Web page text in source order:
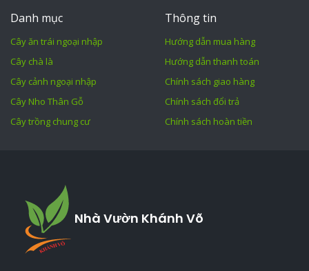
Danh mục
Cây ăn trái ngoại nhập
Cây chà là
Cây cảnh ngoại nhập
Cây Nho Thân Gỗ
Cây trồng chung cư
Thông tin
Hướng dẫn mua hàng
Hướng dẫn thanh toán
Chính sách giao hàng
Chính sách đổi trả
Chính sách hoàn tiền
Nhà Vườn Khánh Võ